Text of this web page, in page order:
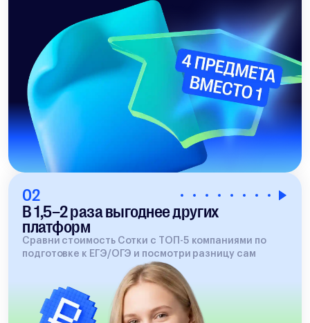
02
В 1,5–2 раза выгоднее других
платформ
Сравни стоимость Сотки с ТОП-5 компаниями по
подготовке к ЕГЭ/ОГЭ и посмотри разницу сам